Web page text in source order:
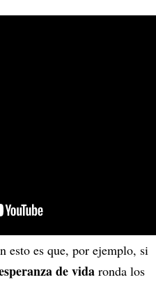
esto es que, por ejemplo, si
de vida ronda los